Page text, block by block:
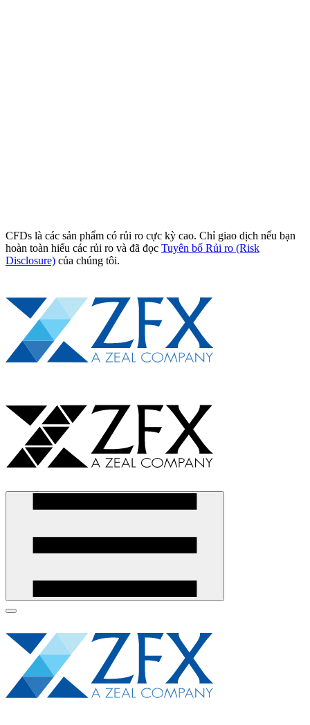
CFDs là các sản phẩm có rủi ro cực kỳ cao. Chỉ giao dịch nếu bạn
hoàn toàn hiểu các rủi ro và đã đọc Tuyên bố Rủi ro (Risk
Disclosure) của chúng tôi.